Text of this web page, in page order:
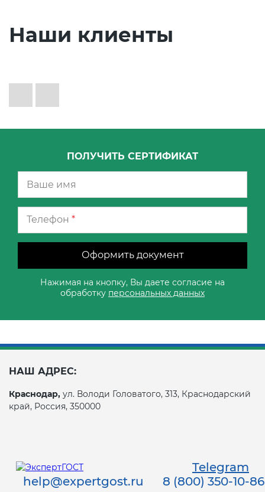
Наши клиенты
ПОЛУЧИТЬ СЕРТИФИКАТ
Телефон *
Оформить документ
Нажимая на кнопку, Вы даете согласие на
обработку персональных данных
НАШ АДРЕС:
Краснодар, ул. Володи Головатого, 313, Краснодарский
край, Россия, 350000
Telegram
help@expertgost.ru
8 (800) 350-10-86